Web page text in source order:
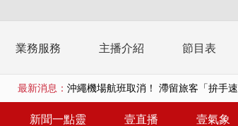
業務服務 主播介紹 節目表
最新消息： 沖繩機場航班取消！ 滯留旅客「拚手
泰國傳嚴重校園槍擊！ 14歲槍手開火釀
新聞一點靈 壹直播 壹氣象